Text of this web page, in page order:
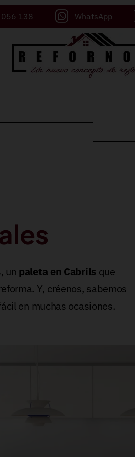
138 WhatsApp
un paleta en Cabrils que
Y, créenos, sabemos
en muchas ocasiones.